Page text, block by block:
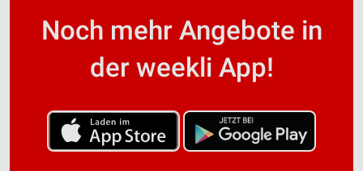
Noch mehr Angebote in
der weekli App!